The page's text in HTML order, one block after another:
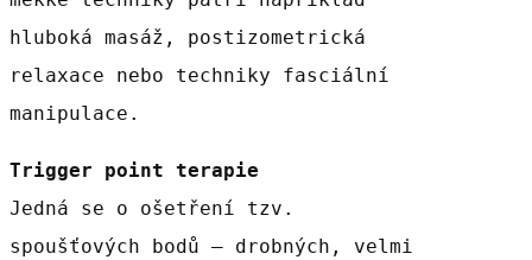
hluboká masáž, postizometrická
relaxace nebo techniky fasciální
manipulace.
Trigger point terapie
Jedná se o ošetření tzv.
spoušťových bodů – drobných, velmi